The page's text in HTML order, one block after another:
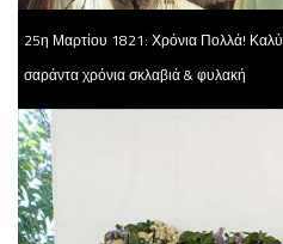
25η Μαρτίου 1821: Χρόνια Πολλά!
σαράντα χρόνια σκλαβιά & φυλακή